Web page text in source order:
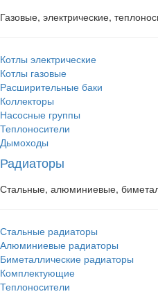
Газовые, электрические,
Котлы электрические
Котлы газовые
Расширительные баки
Коллекторы
Насосные группы
Теплоносители
Дымоходы
Радиаторы
Стальные, алюминиевые,
Стальные радиаторы
Алюминиевые радиаторы
Биметаллические радиаторы
Комплектующие
Теплоносители